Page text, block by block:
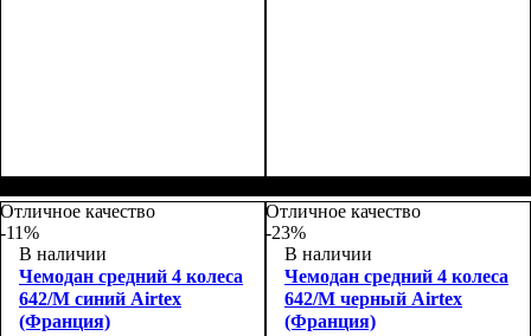
75x52x30+5
Отличное качество
-11%
В наличии
Чемодан средний 4 колеса
642/M синий Airtex
(Франция)
Отличное качество
-23%
В наличии
Чемодан средний 4 колеса
642/M черный Airtex
(Франция)